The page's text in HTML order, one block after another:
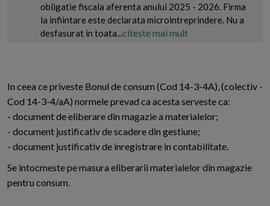
obligatie fiscala aferenta anului 2025 - 2026. Firma
la infiintare este declarata microintreprindere. Nu a
desfasurat in toata...citeste mai mult
In ceea ce priveste Bonul de consum (Cod 14-3-4A), (colectiv -
Cod 14-3-4/aA) normele prevad ca acesta serveste ca:
- document de eliberare din magazie a materialelor;
- document justificativ de scadere din gestiune;
- document justificativ de inregistrare in contabilitate.
Se intocmeste pe masura eliberarii materialelor din magazie
pentru consum.